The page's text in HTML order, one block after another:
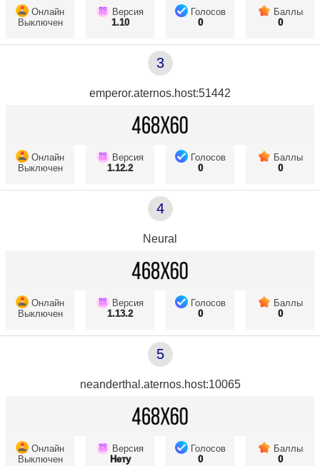
Онлайн
Выключен
Версия
1.10
Голосов
0
Баллы
0
3
emperor.aternos.host:51442
Онлайн
Выключен
Версия
1.12.2
Голосов
0
Баллы
0
4
Neural
Онлайн
Выключен
Версия
1.13.2
Голосов
0
Баллы
0
5
neanderthal.aternos.host:10065
Онлайн
Выключен
Версия
Нету
Голосов
0
Баллы
0